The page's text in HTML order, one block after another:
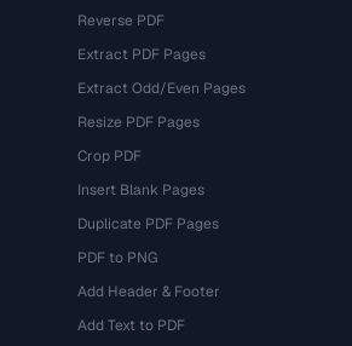
Reverse PDF
Extract PDF Pages
Extract Odd/Even Pages
Resize PDF Pages
Crop PDF
Insert Blank Pages
Duplicate PDF Pages
PDF to PNG
Add Header & Footer
Add Text to PDF